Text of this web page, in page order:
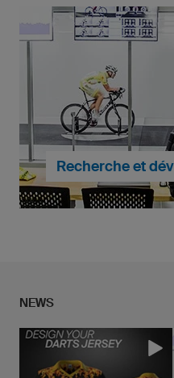
Nos tarifs incluent la
votre design à vos
vos logos, textes,
Recherche et
vêtements techniques
amateurs et
NEWS